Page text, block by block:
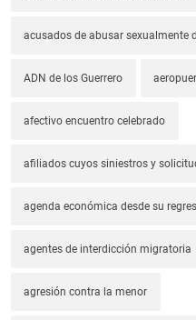
acusados de abusar sexualmente
ADN de los Guerrero
afectivo encuentro celebrado
afiliados cuyos siniestros y
agenda económica desde su
agentes de interdicción migratoria
agresión contra la menor